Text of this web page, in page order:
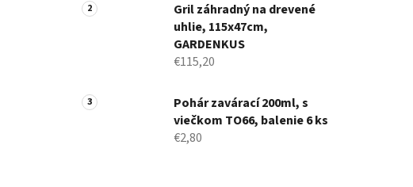
Gril záhradný na drevené
uhlie, 115x47cm,
GARDENKUS
€115,20
Pohár zavárací 200ml, s
viečkom TO66, balenie 6 ks
€2,80